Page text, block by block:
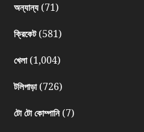
অন্যান্য(71)
ক্রিকেট(581)
খেলা(1,004)
টলিপাড়া(726)
টো টো কোম্পানি(7)